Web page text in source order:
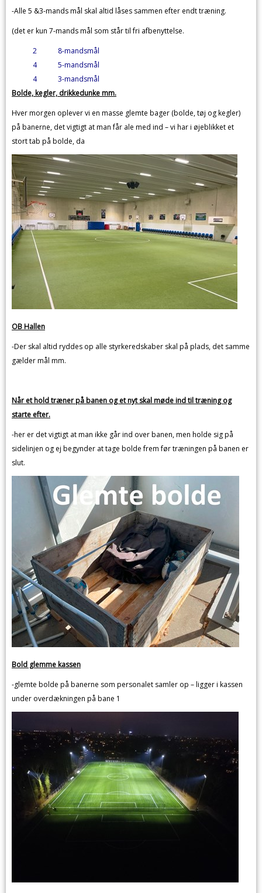
-Alle 5 &3-mands mål skal altid låses sammen efter endt træning.
(det er kun 7-mands mål som står til fri afbenyttelse.
2
8-mandsmål
4
5-mandsmål
4
3-mandsmål
Bolde, kegler, drikkedunke mm.
Hver morgen oplever vi en masse glemte bager (bolde, tøj og kegler)
på banerne, det vigtigt at man får ale med ind – vi har i øjeblikket et
stort tab på bolde, da
OB Hallen
-Der skal altid ryddes op alle styrkeredskaber skal på plads, det samme
gælder mål mm.
Når et hold træner på banen og et nyt skal møde ind til træning og
starte efter.
-her er det vigtigt at man ikke går ind over banen, men holde sig på
sidelinjen og ej begynder at tage bolde frem før træningen på banen er
slut.
Bold glemme kassen
-glemte bolde på banerne som personalet samler op – ligger i kassen
under overdækningen på bane 1